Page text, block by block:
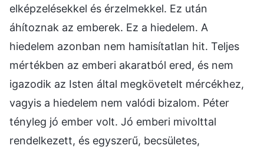
elképzelésekkel és érzelmekkel. Ez után
áhítoznak az emberek. Ez a hiedelem. A
hiedelem azonban nem hamisítatlan hit. Teljes
mértékben az emberi akaratból ered, és nem
igazodik az Isten által megkövetelt mércékhez,
vagyis a hiedelem nem valódi bizalom. Péter
tényleg jó ember volt. Jó emberi mivolttal
rendelkezett, és egyszerű, becsületes,